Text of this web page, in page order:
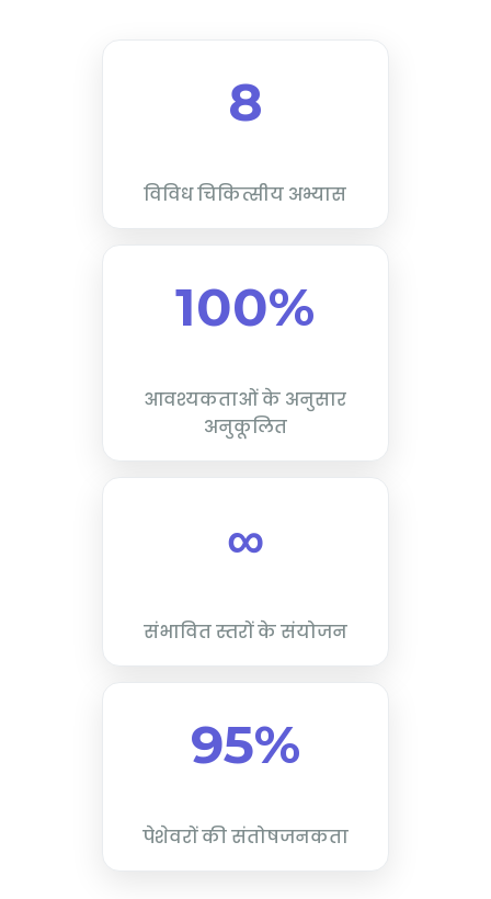
8
विविध चिकित्सीय अभ्यास
100%
आवश्यकताओं के अनुसार
अनुकूलित
∞
संभावित स्तरों के संयोजन
95%
पेशेवरों की संतोषजनकता